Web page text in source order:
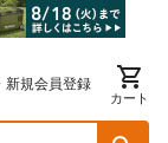
新規会員登録
カート